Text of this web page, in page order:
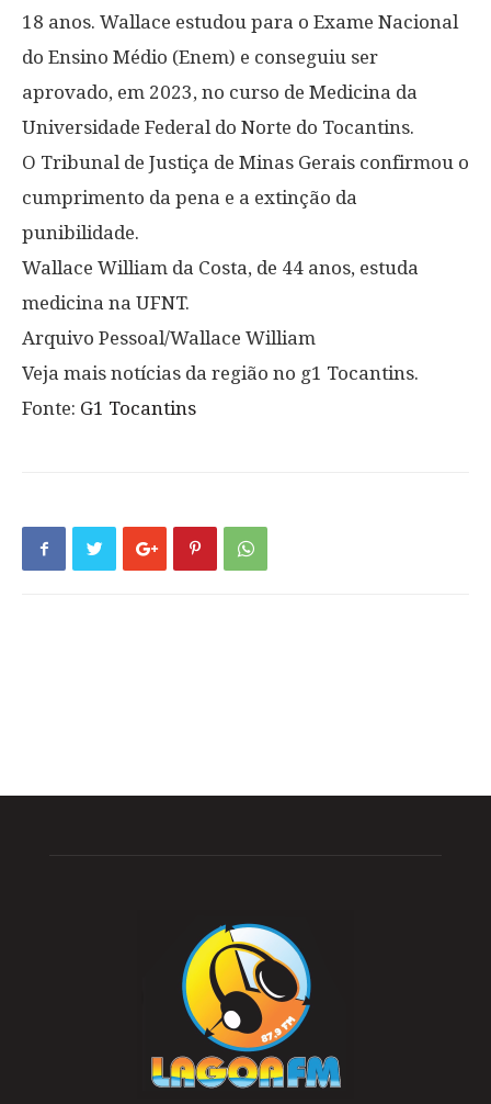
18 anos. Wallace estudou para o Exame Nacional
do Ensino Médio (Enem) e conseguiu ser
aprovado, em 2023, no curso de Medicina da
Universidade Federal do Norte do Tocantins.
O Tribunal de Justiça de Minas Gerais confirmou o
cumprimento da pena e a extinção da
punibilidade.
Wallace William da Costa, de 44 anos, estuda
medicina na UFNT.
Arquivo Pessoal/Wallace William
Veja mais notícias da região no g1 Tocantins.
Fonte: G1 Tocantins